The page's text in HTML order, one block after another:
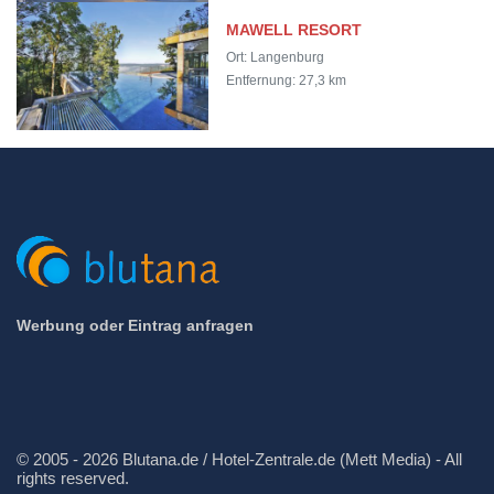
MAWELL RESORT
Ort: Langenburg
Entfernung: 27,3 km
Werbung oder Eintrag anfragen
© 2005 - 2026 Blutana.de / Hotel-Zentrale.de (Mett Media) - All
rights reserved.